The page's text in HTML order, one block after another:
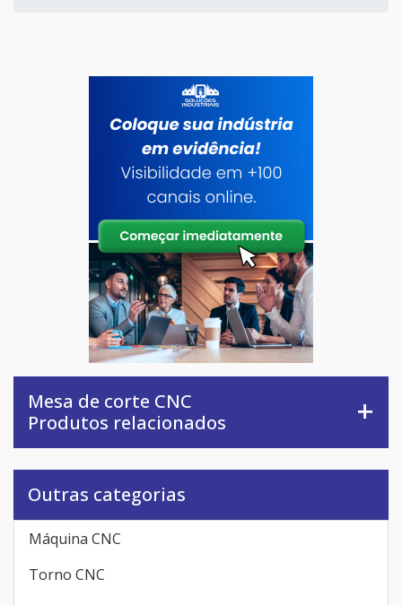
Mesa de corte CNC
Produtos relacionados
Outras categorias
Máquina CNC
Torno CNC